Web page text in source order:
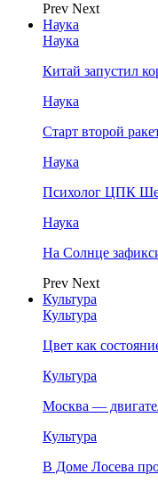
Prev Next
Наука
Наука
Китай запустил
Наука
Старт второй
Наука
Психолог ЦПК
Наука
На Солнце
Prev Next
Культура
Культура
Цвет как
Культура
Москва —
Культура
В Доме Лосева